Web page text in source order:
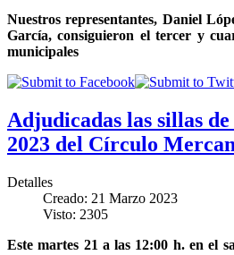
Nuestros representantes, Daniel
García, consiguieron el tercer y
municipales
Adjudicadas las sillas de
2023 del Círculo
Detalles
Creado: 21 Marzo 2023
Visto: 2305
Este martes 21 a las 12:00 h. en el